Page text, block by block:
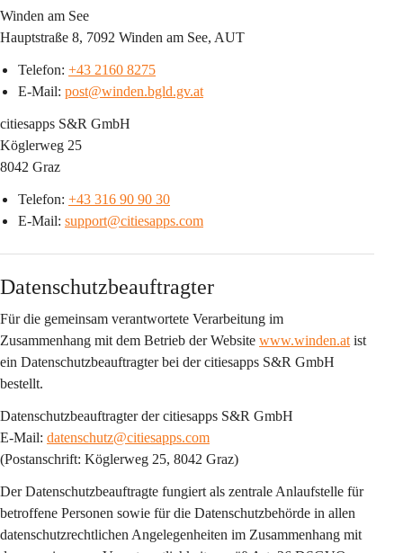
Winden am See
Hauptstraße 8, 7092 Winden am See, AUT
Telefon: +43 2160 8275
E-Mail: post@winden.bgld.gv.at
citiesapps S&R GmbH
Köglerweg 25
8042 Graz
Telefon: +43 316 90 90 30
E-Mail: support@citiesapps.com
Datenschutzbeauftragter
Für die gemeinsam verantwortete Verarbeitung im
Zusammenhang mit dem Betrieb der Website www.winden.at ist
ein Datenschutzbeauftragter bei der citiesapps S&R GmbH
bestellt.
Datenschutzbeauftragter der citiesapps S&R GmbH
E-Mail: datenschutz@citiesapps.com
(Postanschrift: Köglerweg 25, 8042 Graz)
Der Datenschutzbeauftragte fungiert als zentrale Anlaufstelle für
betroffene Personen sowie für die Datenschutzbehörde in allen
datenschutzrechtlichen Angelegenheiten im Zusammenhang mit